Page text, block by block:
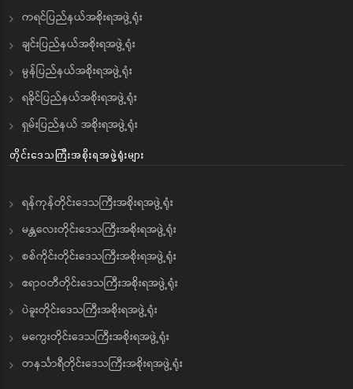
ကရင်ပြည်နယ်အစိုးရအဖွဲ့ရုံး
ချင်းပြည်နယ်အစိုးရအဖွဲ့ရုံး
မွန်ပြည်နယ်အစိုးရအဖွဲ့ရုံး
ရခိုင်ပြည်နယ်အစိုးရအဖွဲ့ရုံး
ရှမ်းပြည်နယ် အစိုးရအဖွဲ့ရုံး
တိုင်းဒေသကြီးအစိုးရအဖွဲ့ရုံးများ
ရန်ကုန်တိုင်းဒေသကြီးအစိုးရအဖွဲ့ရုံး
မန္တလေးတိုင်းဒေသကြီးအစိုးရအဖွဲ့ရုံး
စစ်ကိုင်းတိုင်းဒေသကြီးအစိုးရအဖွဲ့ရုံး
ဧရာဝတီတိုင်းဒေသကြီးအစိုးရအဖွဲ့ရုံး
ပဲခူးတိုင်းဒေသကြီးအစိုးရအဖွဲ့ရုံး
မကွေးတိုင်းဒေသကြီးအစိုးရအဖွဲ့ရုံး
တနင်္သာရီတိုင်းဒေသကြီးအစိုးရအဖွဲ့ရုံး